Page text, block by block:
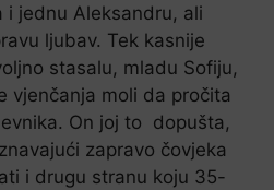
i jednu Aleksandru, ali
ljubav. Tek kasnije
stasalu, mladu Sofiju,
vjenčanja moli da pročita
On joj to dopušta,
zapravo čovjeka
i drugu stranu koju 35-